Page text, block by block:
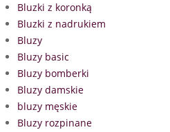
Bluzki z koronką
Bluzki z nadrukiem
Bluzy
Bluzy basic
Bluzy bomberki
Bluzy damskie
bluzy męskie
Bluzy rozpinane